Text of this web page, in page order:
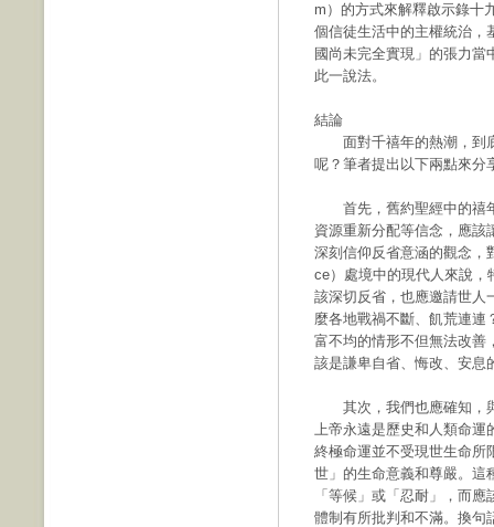
m）的方式來解釋啟示錄十
個信徒生活中的主權統治，
國尚未完全實現」的張力
此一說法。
結論
面對千禧年的熱潮，到
呢？筆者提出以下兩點來分
首先，舊約聖經中的禧年
資源重新分配等信念，應該
深刻信仰反省意涵的觀念，
ce）處境中的現代人來說，
該深切反省，也應邀請世人
麼各地戰禍不斷、飢荒連連
富不均的情形不但無法改善
該是謙卑自省、悔改、安息
其次，我們也應確知，與
上帝永遠是歷史和人類命運
終極命運並不受現世生命所
世」的生命意義和尊嚴。這
「等候」或「忍耐」，而
體制有所批判和不滿。換句